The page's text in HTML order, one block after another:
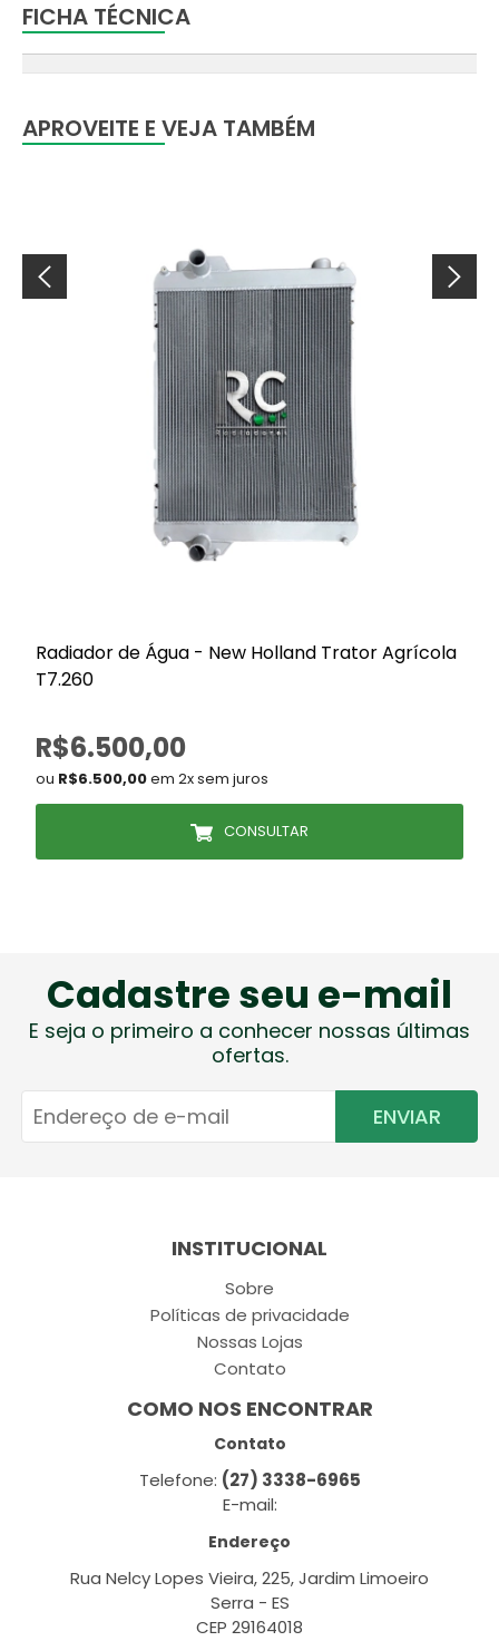
FICHA TÉCNICA
APROVEITE E VEJA TAMBÉM
Radiador de Água - New Holland Trator Agrícola
T7.260
R$6.500,00
ou R$6.500,00em 2x sem juros
CONSULTAR
Cadastre seu e-mail
E seja o primeiro a conhecer nossas últimas
ofertas.
ENVIAR
INSTITUCIONAL
Sobre
Políticas de privacidade
Nossas Lojas
Contato
COMO NOS ENCONTRAR
Contato
Telefone: (27) 3338-6965
E-mail:
Endereço
Rua Nelcy Lopes Vieira, 225, Jardim Limoeiro
Serra - ES
CEP 29164018